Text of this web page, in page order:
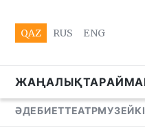
QAZ RUS ENG
ЖАҢАЛЫҚТАР
ӘДЕБИЕТТЕАТРМУЗЕЙ